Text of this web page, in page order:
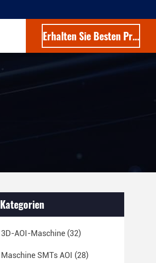
Erhalten Sie Besten Preis
Kategorien
3D-AOI-Maschine (32)
Maschine SMTs AOI (28)